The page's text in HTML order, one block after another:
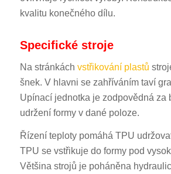
kvalitu konečného dílu.
Specifické stroje
Na stránkách vstřikování plastů
šnek. V hlavni se zahříváním taví
Upínací jednotka je zodpovědná za
udržení formy v dané poloze.
Řízení teploty pomáhá TPU
TPU se vstřikuje do formy pod
Většina strojů je poháněna